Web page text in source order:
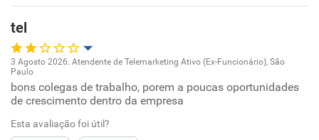
Benefícios
Recomenda esta empresa
tel
Oportunidade de promoção
3 Agosto 2026. Atendente de Telemarketing Ativo (Ex-Funcionário), São
Paulo
bons colegas de trabalho, porem a poucas oportunidades
de crescimento dentro da empresa
Esta avaliação foi útil?